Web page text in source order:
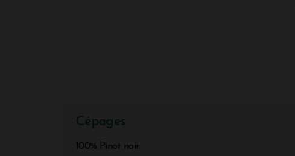
Cépages
100% Pinot noir